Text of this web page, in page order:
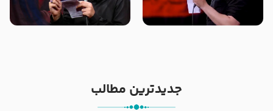
تک ، عبّاس، صاحب دل‌هاست –
حاج حنیف طاهری – عزاداری شب
من غلام نوکراتم من عاشق کربلاتم
– شور زمینه – شب هفتم – محرم
جدیدترین مطالب